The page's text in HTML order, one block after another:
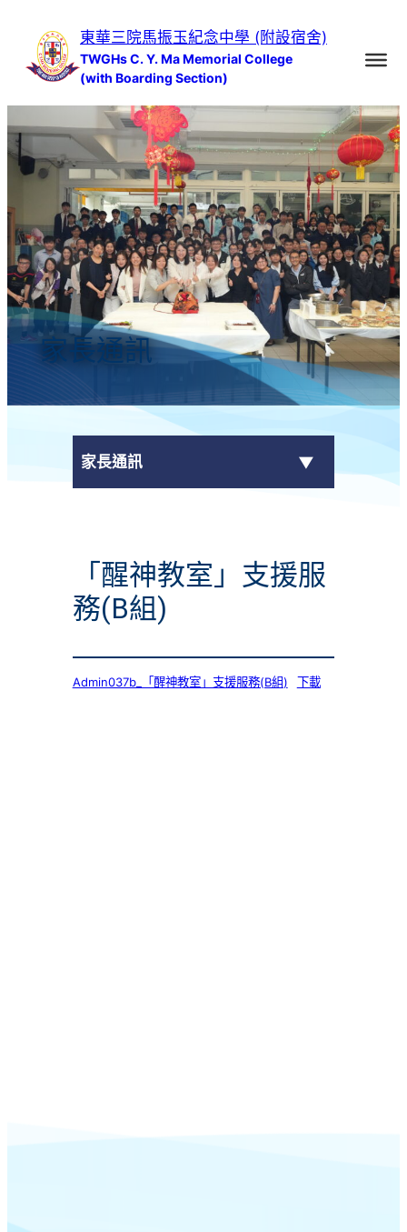
容
東華三院馬振玉紀念中學 (附設宿舍)
TWGHs C. Y. Ma Memorial College
(with Boarding Section)
家長通訊
家長通訊
學校通告
「醒神教室」支援服
務(B組)
Admin037b_「醒神教室」支援服務(B組) 下載